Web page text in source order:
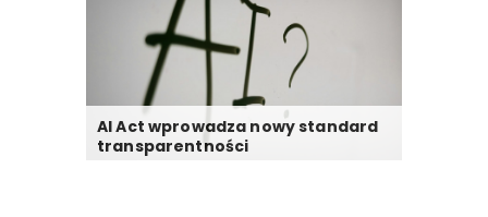
AI Act wprowadza nowy standard
transparentności